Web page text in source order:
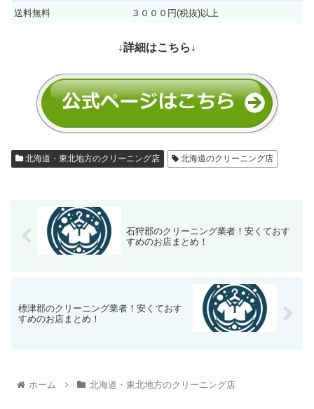
送料無料
３０００円(税抜)以上
↓詳細はこちら↓
北海道・東北地方のクリーニング店 北海道のクリーニング店
石狩郡‎のクリーニング業者！安くておす
すめのお店まとめ！
標津郡‎のクリーニング業者！安くておす
すめのお店まとめ！
ホーム 北海道・東北地方のクリーニング店